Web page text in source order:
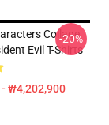
Collage
Evil T-Shirts
₩4,202,900
-20%